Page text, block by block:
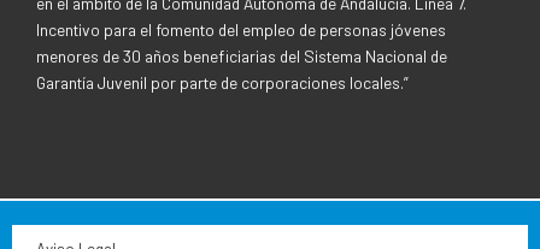
Incentivo para el fomento del empleo de personas jóvenes
menores de 30 años beneficiarias del Sistema Nacional de
Garantía Juvenil por parte de corporaciones locales.”